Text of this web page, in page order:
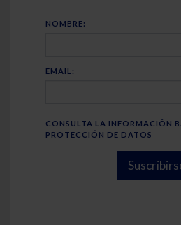
NOMBRE:
EMAIL:
CONSULTA LA INFORMACIÓN
PROTECCIÓN DE DATOS